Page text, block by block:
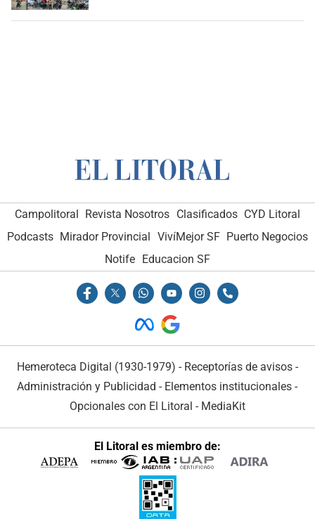
Campolitoral Revista Nosotros Clasificados CYD Litoral
Podcasts Mirador Provincial VivíMejor SF Puerto Negocios
Notife Educacion SF
Hemeroteca Digital (1930-1979) - Receptorías de avisos -
Administración y Publicidad - Elementos institucionales -
Opcionales con El Litoral - MediaKit
El Litoral es miembro de: